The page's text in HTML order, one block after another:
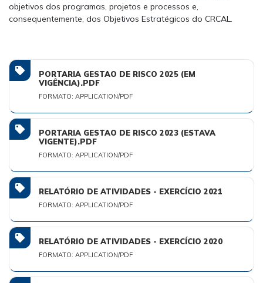
objetivos dos programas, projetos e processos e,
consequentemente, dos Objetivos Estratégicos do CRCAL.
PORTARIA GESTAO DE RISCO 2025 (EM
VIGÊNCIA).PDF
FORMATO: APPLICATION/PDF
PORTARIA GESTAO DE RISCO 2023 (ESTAVA
VIGENTE).PDF
FORMATO: APPLICATION/PDF
RELATÓRIO DE ATIVIDADES - EXERCÍCIO 2021
FORMATO: APPLICATION/PDF
RELATÓRIO DE ATIVIDADES - EXERCÍCIO 2020
FORMATO: APPLICATION/PDF